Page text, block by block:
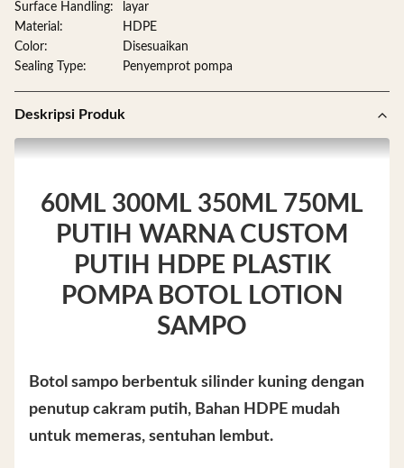
Surface Handling:
layar
Material:
HDPE
Color:
Disesuaikan
Sealing Type:
Penyemprot pompa
Deskripsi Produk
60ML 300ML 350ML 750ML
PUTIH WARNA CUSTOM
PUTIH HDPE PLASTIK
POMPA BOTOL LOTION
SAMPO
Botol sampo berbentuk silinder kuning dengan
penutup cakram putih, Bahan HDPE mudah
untuk memeras, sentuhan lembut.